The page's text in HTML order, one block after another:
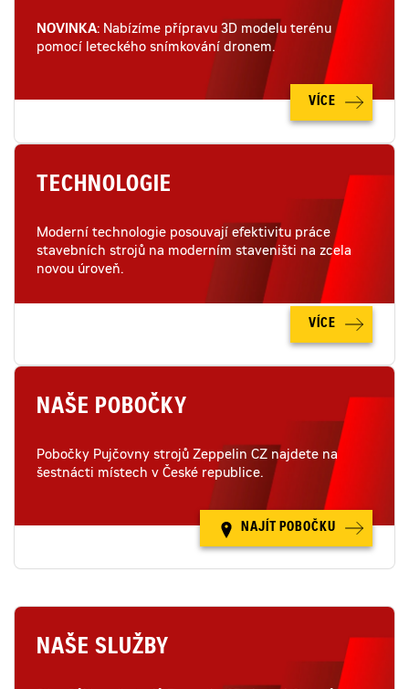
NOVINKA: Nabízíme přípravu 3D modelu terénu
pomocí leteckého snímkování dronem.
VÍCE
TECHNOLOGIE
Moderní technologie posouvají efektivitu práce
stavebních strojů na moderním staveništi na zcela
novou úroveň.
VÍCE
NAŠE POBOČKY
Pobočky Pujčovny strojů Zeppelin CZ najdete na
šestnácti místech v České republice.
NAJÍT POBOČKU
NAŠE SLUŽBY